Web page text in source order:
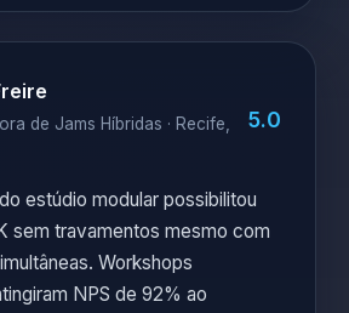
de Jams Híbridas · Recife,
5.0
estúdio modular possibilitou
sem travamentos mesmo com
Workshops
NPS de 92% ao